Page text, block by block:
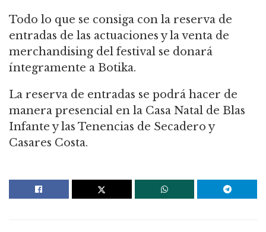
Todo lo que se consiga con la reserva de
entradas de las actuaciones y la venta de
merchandising del festival se donará
íntegramente a Botika.
La reserva de entradas se podrá hacer de
manera presencial en la Casa Natal de Blas
Infante y las Tenencias de Secadero y
Casares Costa.